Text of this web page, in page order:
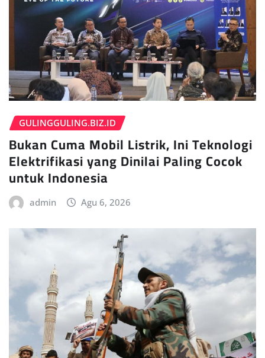
GULINGGULING.BIZ.ID
Bukan Cuma Mobil Listrik, Ini Teknologi
Elektrifikasi yang Dinilai Paling Cocok
untuk Indonesia
admin Agu 6, 2026